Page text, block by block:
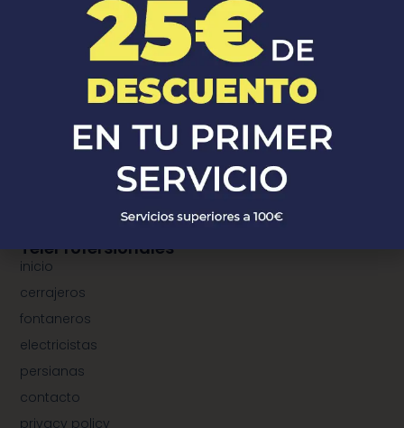
TeleProfersionales
inicio
cerrajeros
fontaneros
electricistas
persianas
contacto
privacy policy
¿Donde Estamos?
¿dónde estamos?
municipios de cerrajeros
municipios de fontaneros
municipios de instalación de persianas